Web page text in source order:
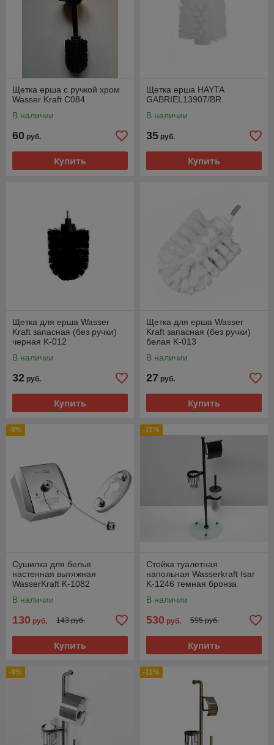
Щетка ерша с ручкой хром
Wasser Kraft C084
В наличии
60 руб.
Купить
Щетка ерша HAYTA
GABRIEL13907/BR
В наличии
35 руб.
Купить
Щетка для ерша Wasser
Kraft запасная (без ручки)
черная K-012
В наличии
32 руб.
Купить
Щетка для ерша Wasser
Kraft запасная (без ручки)
белая K-013
В наличии
27 руб.
Купить
-9%
Сушилка для белья
настенная вытяжная
WasserKraft K-1082
В наличии
130 руб. 143 руб.
Купить
-11%
Стойка туалетная
напольная Wasserkraft Isar
K-1246 темная бронза
В наличии
530 руб. 595 руб.
Купить
-9% -11%